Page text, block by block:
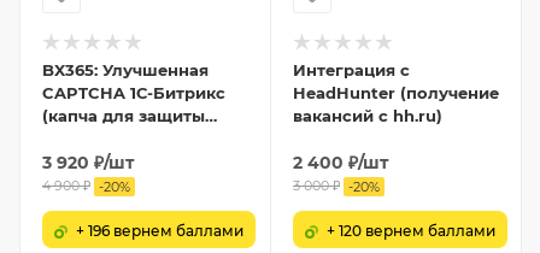
BX365: Улучшенная
CAPTCHA 1С-Битрикс
(капча для защиты
3 920 ₽/шт
4 900₽ -20%
+ 196 вернем баллами
Интеграция с
HeadHunter (получение
вакансий с hh.ru)
2 400 ₽/шт
3 000₽ -20%
+ 120 вернем баллами